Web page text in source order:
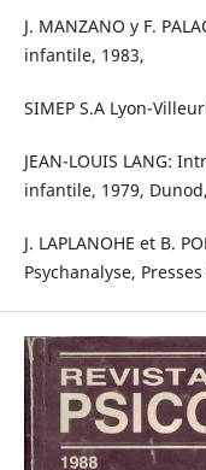
J. MANZANO y F.
infantile, 1983,
SIMEP S.A Lyon-
JEAN-LOUIS LANG:
infantile, 1979,
J. LAPLANOHE et B.
Psychanalyse,